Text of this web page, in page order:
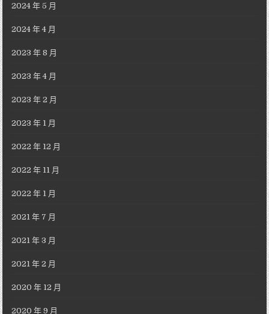
2024 年 5 月
2024 年 4 月
2023 年 8 月
2023 年 4 月
2023 年 2 月
2023 年 1 月
2022 年 12 月
2022 年 11 月
2022 年 1 月
2021 年 7 月
2021 年 3 月
2021 年 2 月
2020 年 12 月
2020 年 9 月